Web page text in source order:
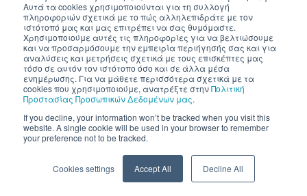
Αυτά τα cookies χρησιμοποιούνται για τη συλλογή
πληροφοριών σχετικά με το πώς αλληλεπιδράτε με τον
ιστότοπό μας και μας επιτρέπει να σας θυμόμαστε.
Χρησιμοποιούμε αυτές τις πληροφορίες για να βελτιώσουμε
και να προσαρμόσουμε την εμπειρία περιήγησής σας και για
αναλύσεις και μετρήσεις σχετικά με τους επισκέπτες μας
τόσο σε αυτόν τον ιστότοπο όσο και σε άλλα μέσα
ενημέρωσης. Για να μάθετε περισσότερα σχετικά με τα
cookies που χρησιμοποιούμε, ανατρέξτε στηνΠολιτική
Προστασίας Προσωπικών Δεδομένων μας.
If you decline, your information won’t be tracked when you visit this
website. A single cookie will be used in your browser to remember
your preference not to be tracked.
Cookies settings Accept All Decline All